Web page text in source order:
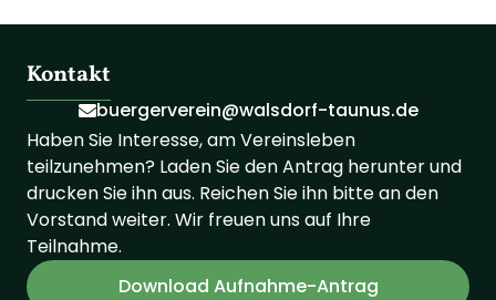
Kontakt
buergerverein@walsdorf-taunus.de
Haben Sie Interesse, am Vereinsleben
teilzunehmen? Laden Sie den Antrag herunter und
drucken Sie ihn aus. Reichen Sie ihn bitte an den
Vorstand weiter. Wir freuen uns auf Ihre
Teilnahme.
Download Aufnahme-Antrag